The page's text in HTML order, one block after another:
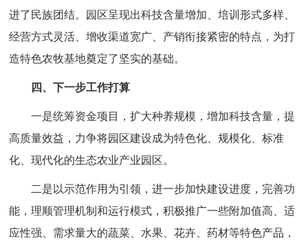
进了民族团结。园区呈现出科技含量增加、培训形式多样、
经营方式灵活、增收渠道宽广、产销衔接紧密的特点，为打
造特色农牧基地奠定了坚实的基础。
四、下一步工作打算
一是统筹资金项目，扩大种养规模，增加科技含量，提
高质量效益，力争将园区建设成为特色化、规模化、标准
化、现代化的生态农业产业园区。
二是以示范作用为引领，进一步加快建设进度，完善功
能，理顺管理机制和运行模式，积极推广一些附加值高、适
应性强、需求量大的蔬菜、水果、花卉、药材等特色产品，